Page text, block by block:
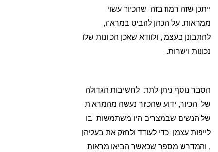
ייתכן שזה רמוז בזה שהכיור עשוי
ממראות. על הכהן להביט במראה,
להתבונן בעצמו, ולוודא שאכן הכוונות שלו
נכונות וישרות.
הסבר נוסף ניתן לתת לחשיבות הגדולה
של הכיור, ידוע שהכיור נעשה מהמראות
של הנשים שבמצרים היו משתמשות בו
לייפות עצמן כדי לעודד ולחזק את בעליהן
, והמדרש מספר שכאשר הביאו מראות